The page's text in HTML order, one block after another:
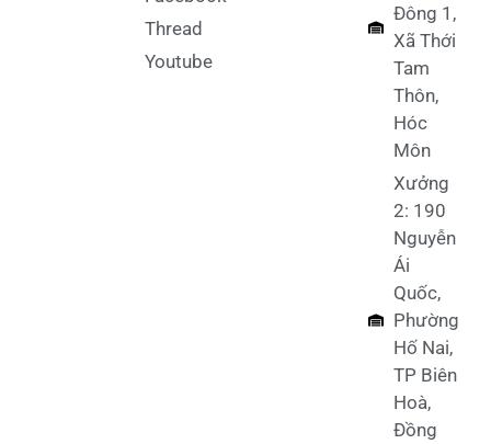
Thread
Youtube
Đông 1,
Xã Thới
Tam
Thôn,
Hóc
Môn
Xưởng
2: 190
Nguyễn
Ái
Quốc,
Phường
Hố Nai,
TP Biên
Hoà,
Đồng